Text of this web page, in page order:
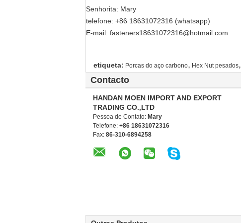
Senhorita: Mary
telefone: +86 18631072316 (whatsapp)
E-mail: fasteners18631072316@hotmail.com
etiqueta: Porcas do aço carbono, Hex Nut pesados,
Contacto
HANDAN MOEN IMPORT AND EXPORT
TRADING CO.,LTD
Pessoa de Contato: Mary
Telefone: +86 18631072316
Fax: 86-310-6894258